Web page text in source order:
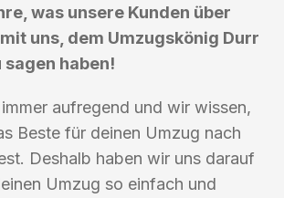
was unsere Kunden über
uns, dem Umzugskönig Durr
haben!
aufregend und wir wissen,
Beste für deinen Umzug nach
Deshalb haben wir uns darauf
Umzug so einfach und